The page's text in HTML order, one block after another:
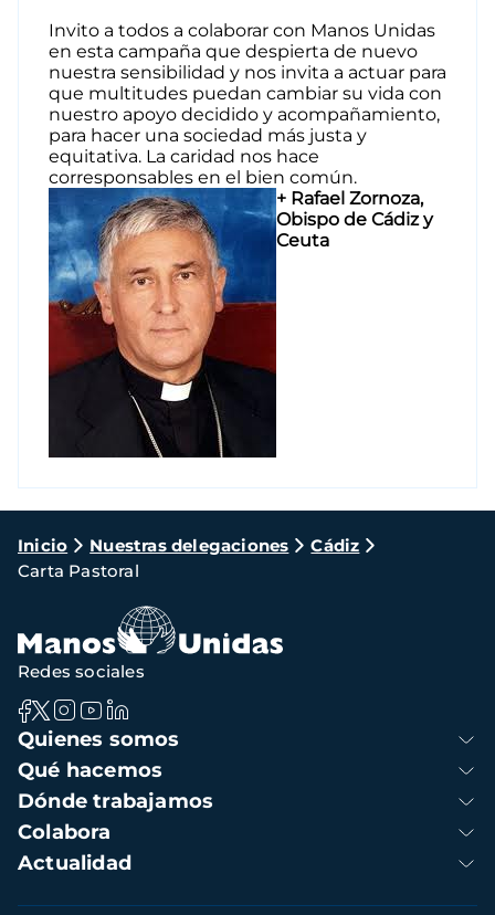
Invito a todos a colaborar con Manos Unidas
en esta campaña que despierta de nuevo
nuestra sensibilidad y nos invita a actuar para
que multitudes puedan cambiar su vida con
nuestro apoyo decidido y acompañamiento,
para hacer una sociedad más justa y
equitativa. La caridad nos hace
corresponsables en el bien común.
+ Rafael Zornoza,
Obispo de Cádiz y
Ceuta
Ruta
de
navegación
Inicio Nuestras delegaciones
Cádiz
Carta Pastoral
Navegación
principal
Quienes somos
Qué hacemos
Dónde trabajamos
Colabora
Actualidad
Redes sociales